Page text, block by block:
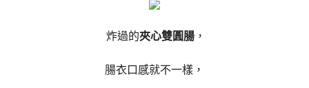
炸過的夾心雙圓腸 ，
腸衣口感就不一樣，